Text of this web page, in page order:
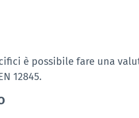
è possibile fare una
12845.